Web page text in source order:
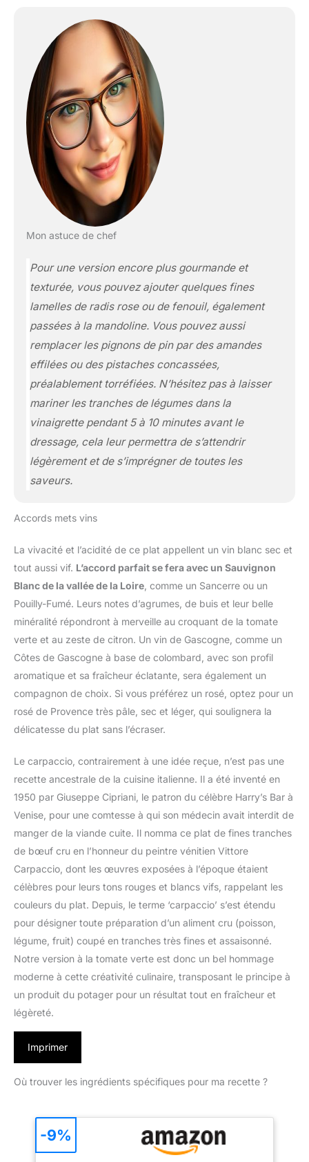
Mon astuce de chef
Pour une version encore plus gourmande et
texturée, vous pouvez ajouter quelques fines
lamelles de radis rose ou de fenouil, également
passées à la mandoline. Vous pouvez aussi
remplacer les pignons de pin par des amandes
effilées ou des pistaches concassées,
préalablement torréfiées. N’hésitez pas à laisser
mariner les tranches de légumes dans la
vinaigrette pendant 5 à 10 minutes avant le
dressage, cela leur permettra de s’attendrir
légèrement et de s’imprégner de toutes les
saveurs.
Accords mets vins
La vivacité et l’acidité de ce plat appellent un vin blanc sec et
tout aussi vif. L’accord parfait se fera avec un Sauvignon
Blanc de la vallée de la Loire , comme un Sancerre ou un
Pouilly-Fumé. Leurs notes d’agrumes, de buis et leur belle
minéralité répondront à merveille au croquant de la tomate
verte et au zeste de citron. Un vin de Gascogne, comme un
Côtes de Gascogne à base de colombard, avec son profil
aromatique et sa fraîcheur éclatante, sera également un
compagnon de choix. Si vous préférez un rosé, optez pour un
rosé de Provence très pâle, sec et léger, qui soulignera la
délicatesse du plat sans l’écraser.
Le carpaccio, contrairement à une idée reçue, n’est pas une
recette ancestrale de la cuisine italienne. Il a été inventé en
1950 par Giuseppe Cipriani, le patron du célèbre Harry’s Bar à
Venise, pour une comtesse à qui son médecin avait interdit de
manger de la viande cuite. Il nomma ce plat de fines tranches
de bœuf cru en l’honneur du peintre vénitien Vittore
Carpaccio, dont les œuvres exposées à l’époque étaient
célèbres pour leurs tons rouges et blancs vifs, rappelant les
couleurs du plat. Depuis, le terme ‘carpaccio’ s’est étendu
pour désigner toute préparation d’un aliment cru (poisson,
légume, fruit) coupé en tranches très fines et assaisonné.
Notre version à la tomate verte est donc un bel hommage
moderne à cette créativité culinaire, transposant le principe à
un produit du potager pour un résultat tout en fraîcheur et
légèreté.
Imprimer
Où trouver les ingrédients spécifiques pour ma recette ?
-9%